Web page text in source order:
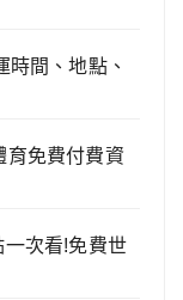
時間、地點、
育免費付費資
一次看!免費世